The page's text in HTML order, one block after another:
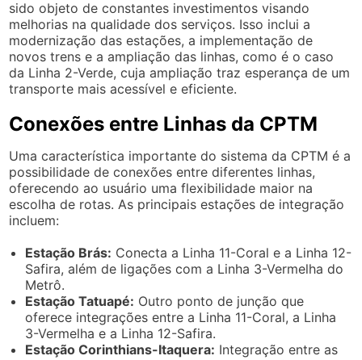
sido objeto de constantes investimentos visando
melhorias na qualidade dos serviços. Isso inclui a
modernização das estações, a implementação de
novos trens e a ampliação das linhas, como é o caso
da Linha 2-Verde, cuja ampliação traz esperança de um
transporte mais acessível e eficiente.
Conexões entre Linhas da CPTM
Uma característica importante do sistema da CPTM é a
possibilidade de conexões entre diferentes linhas,
oferecendo ao usuário uma flexibilidade maior na
escolha de rotas. As principais estações de integração
incluem:
Estação Brás: Conecta a Linha 11-Coral e a Linha 12-
Safira, além de ligações com a Linha 3-Vermelha do
Metrô.
Estação Tatuapé: Outro ponto de junção que
oferece integrações entre a Linha 11-Coral, a Linha
3-Vermelha e a Linha 12-Safira.
Estação Corinthians-Itaquera: Integração entre as